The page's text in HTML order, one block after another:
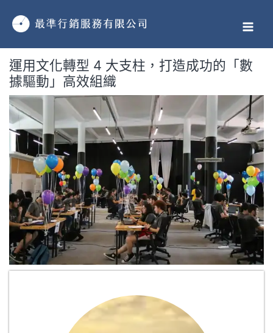
運用文化轉型 4 大支柱，打造成功的「數
據驅動」高效組織